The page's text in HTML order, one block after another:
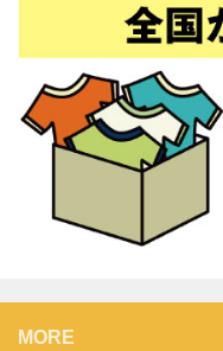
MORE